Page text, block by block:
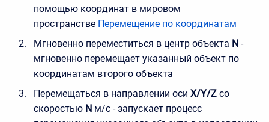
помощью координат в мировом
пространстве Перемещение по координатам
Мгновенно переместиться в центр объекта N -
мгновенно перемещает указанный объект по
координатам второго объекта
Перемещаться в направлении оси X/Y/Z со
скоростью N м/с - запускает процесс